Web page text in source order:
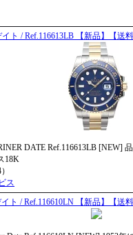
ト / Ref.116613LB 【新品】【
DATE Ref.116613LB [NEW]
18K
ス
ト / Ref.116610LN 【新品】【